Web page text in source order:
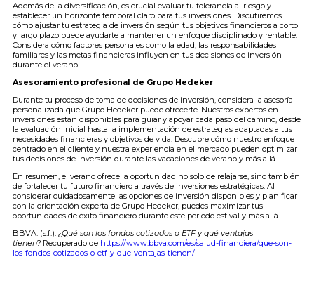
Además de la diversificación, es crucial evaluar tu tolerancia al riesgo y
establecer un horizonte temporal claro para tus inversiones. Discutiremos
cómo ajustar tu estrategia de inversión según tus objetivos financieros a corto
y largo plazo puede ayudarte a mantener un enfoque disciplinado y rentable.
Considera cómo factores personales como la edad, las responsabilidades
familiares y las metas financieras influyen en tus decisiones de inversión
durante el verano.
Asesoramiento profesional de Grupo Hedeker
Durante tu proceso de toma de decisiones de inversión, considera la asesoría
personalizada que Grupo Hedeker puede ofrecerte. Nuestros expertos en
inversiones están disponibles para guiar y apoyar cada paso del camino, desde
la evaluación inicial hasta la implementación de estrategias adaptadas a tus
necesidades financieras y objetivos de vida. Descubre cómo nuestro enfoque
centrado en el cliente y nuestra experiencia en el mercado pueden optimizar
tus decisiones de inversión durante las vacaciones de verano y más allá.
En resumen, el verano ofrece la oportunidad no solo de relajarse, sino también
de fortalecer tu futuro financiero a través de inversiones estratégicas. Al
considerar cuidadosamente las opciones de inversión disponibles y planificar
con la orientación experta de Grupo Hedeker, puedes maximizar tus
oportunidades de éxito financiero durante este periodo estival y más allá.
BBVA. (s.f.). ¿Qué son los fondos cotizados o ETF y qué ventajas
tienen? Recuperado de https://www.bbva.com/es/salud-financiera/que-son-
los-fondos-cotizados-o-etf-y-que-ventajas-tienen/